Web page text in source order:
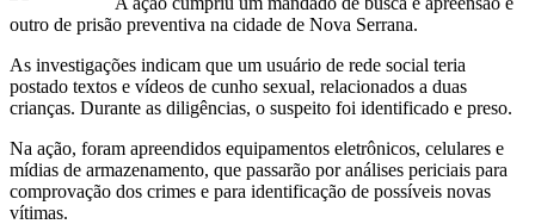
outro de prisão preventiva na cidade de Nova Serrana.
As investigações indicam que um usuário de rede social teria
postado textos e vídeos de cunho sexual, relacionados a duas
crianças. Durante as diligências, o suspeito foi identificado e preso.
Na ação, foram apreendidos equipamentos eletrônicos, celulares e
mídias de armazenamento, que passarão por análises periciais para
comprovação dos crimes e para identificação de possíveis novas
vítimas.